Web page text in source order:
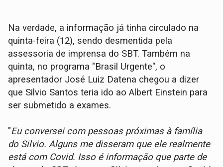
Na verdade, a informação já tinha circulado na
quinta-feira (12), sendo desmentida pela
assessoria de imprensa do SBT. Também na
quinta, no programa "Brasil Urgente", o
apresentador José Luiz Datena chegou a dizer
que Silvio Santos teria ido ao Albert Einstein para
ser submetido a exames.
"Eu conversei com pessoas próximas à família
do Silvio. Alguns me disseram que ele realmente
está com Covid. Isso é informação que parte de